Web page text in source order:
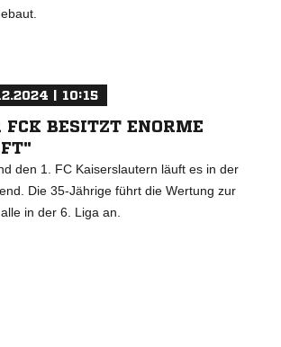
| 10:15
BESITZT ENORME S
den 1. FC Kaiserslautern läuft es in der
Die 35-Jährige führt die Wertung zur
in der 6. Liga an.